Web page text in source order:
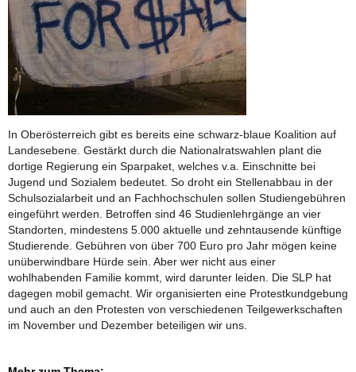
In Oberösterreich gibt es bereits eine schwarz-blaue Koalition auf
Landesebene. Gestärkt durch die Nationalratswahlen plant die
dortige Regierung ein Sparpaket, welches v.a. Einschnitte bei
Jugend und Sozialem bedeutet. So droht ein Stellenabbau in der
Schulsozialarbeit und an Fachhochschulen sollen Studiengebühren
eingeführt werden. Betroffen sind 46 Studienlehrgänge an vier
Standorten, mindestens 5.000 aktuelle und zehntausende künftige
Studierende. Gebühren von über 700 Euro pro Jahr mögen keine
unüberwindbare Hürde sein. Aber wer nicht aus einer
wohlhabenden Familie kommt, wird darunter leiden. Die SLP hat
dagegen mobil gemacht. Wir organisierten eine Protestkundgebung
und auch an den Protesten von verschiedenen Teilgewerkschaften
im November und Dezember beteiligen wir uns.